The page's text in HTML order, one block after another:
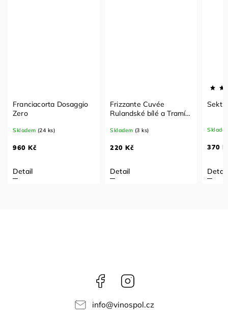
Franciacorta Dosaggio
Zero
Skladem (24 ks)
960 Kč
Detail
Frizzante Cuvée
Rulandské bílé a Tramín
Skladem (3 ks)
220 Kč
Detail
Sekt
370
Detail
Facebook
info@vinospol.cz